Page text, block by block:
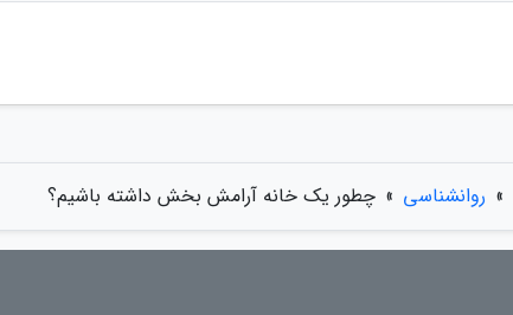
» روانشناسی » چطور یک خانه آرامش بخش داشته باشیم؟